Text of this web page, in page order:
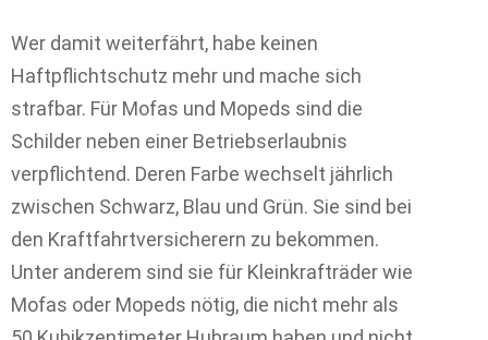
Wer damit weiterfährt, habe keinen
Haftpflichtschutz mehr und mache sich
strafbar. Für Mofas und Mopeds sind die
Schilder neben einer Betriebserlaubnis
verpflichtend. Deren Farbe wechselt jährlich
zwischen Schwarz, Blau und Grün. Sie sind bei
den Kraftfahrtversicherern zu bekommen.
Unter anderem sind sie für Kleinkrafträder wie
Mofas oder Mopeds nötig, die nicht mehr als